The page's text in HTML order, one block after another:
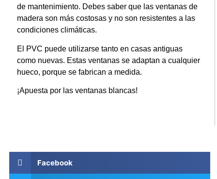
de mantenimiento. Debes saber que las ventanas de
madera son más costosas y no son resistentes a las
condiciones climáticas.
El PVC puede utilizarse tanto en casas antiguas
como nuevas. Estas ventanas se adaptan a cualquier
hueco, porque se fabrican a medida.
¡Apuesta por las ventanas blancas!
Facebook